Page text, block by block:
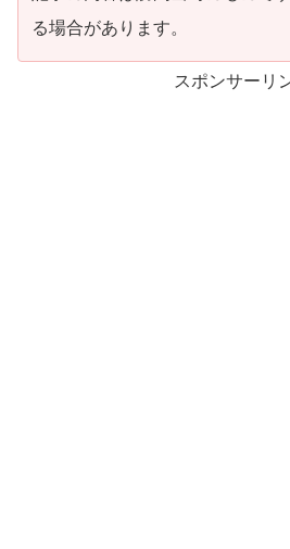
る場合があります。
スポンサーリ